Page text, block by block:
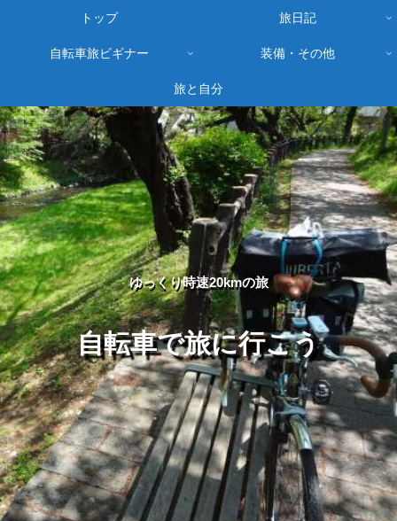
ゆっくり時速20kmの旅
自転車で旅に行こう
トップ 旅日記
自転車旅ビギナー 装備・その他
旅と自分